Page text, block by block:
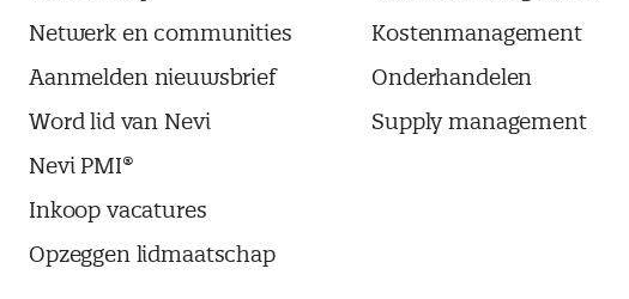
Netwerk en communities
Aanmelden nieuwsbrief
Word lid van Nevi
Nevi PMI®
Inkoop vacatures
Opzeggen lidmaatschap
Kostenmanagement
Onderhandelen
Supply management